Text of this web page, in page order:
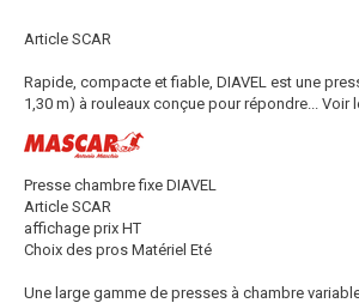
Article SCAR
Rapide, compacte et fiable, DIAVEL est une
1,30 m) à rouleaux conçue pour répondre...
Voir
Presse chambre fixe DIAVEL
Article SCAR
affichage prix HT
Choix des pros Matériel Eté
Une large gamme de presses à chambre